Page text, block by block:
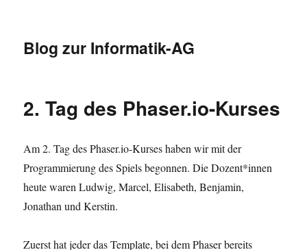
Blog zur Informatik-AG
2. Tag des Phaser.io-Kurses
Am 2. Tag des Phaser.io-Kurses haben wir mit der
Programmierung des Spiels begonnen. Die Dozent*innen
heute waren Ludwig, Marcel, Elisabeth, Benjamin,
Jonathan und Kerstin.
Zuerst hat jeder das Template, bei dem Phaser bereits